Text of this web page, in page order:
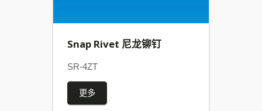
Snap Rivet 尼龙铆钉
SR-4ZT
更多